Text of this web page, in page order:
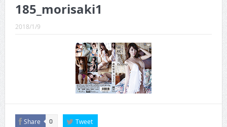
CINEMA×STYLE 289号
CINEMA×STYLE 287号
CINEMA×STYLE 286号
CINEMA×STYLE 285号
185_morisaki1
2018/1/9
Share 0 Tweet